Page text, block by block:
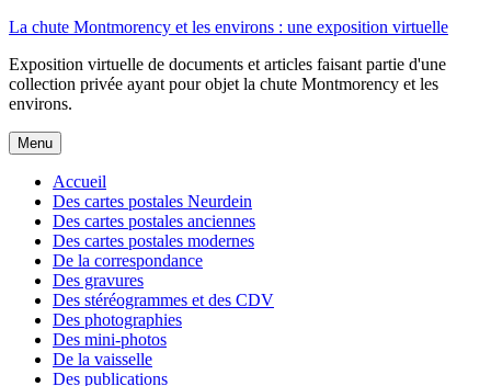
Aller
contenu
La chute Montmorency et les environs : une exposition virtuelle
Exposition virtuelle de documents et articles faisant partie d'une
collection privée ayant pour objet la chute Montmorency et les
environs.
Menu
Accueil
Des cartes postales Neurdein
Des cartes postales anciennes
Des cartes postales modernes
De la correspondance
Des gravures
Des stéréogrammes et des CDV
Des photographies
Des mini-photos
De la vaisselle
Des publications